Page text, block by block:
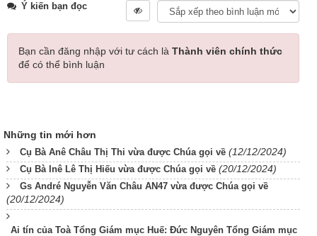
Ý kiến bạn đọc
Bạn cần đăng nhập với tư cách là Thành viên chính thức
để có thể bình luận
Những tin mới hơn
Cụ Bà Anê Châu Thị Thi vừa được Chúa gọi về (12/12/2024)
Cụ Bà Inê Lê Thị Hiếu vừa được Chúa gọi về (20/12/2024)
Gs André Nguyễn Văn Châu AN47 vừa được Chúa gọi về
(20/12/2024)
Ai tín của Toà Tổng Giám mục Huế: Đức Nguyên Tổng Giám mục